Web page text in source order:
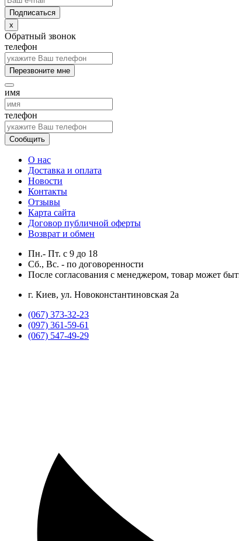
x
Обратный звонок
телефон
Перезвоните мне
имя
телефон
Сообщить
О нас
Доставка и оплата
Новости
Контакты
Отзывы
Карта сайта
Договор публичной оферты
Возврат и обмен
Пн.- Пт. с 9 до 18
Сб., Вс. - по договоренности
После согласования с менеджером, товар может
г. Киев, ул. Новоконстантиновская 2а
(067) 373-32-23
(097) 361-59-61
(067) 547-49-29